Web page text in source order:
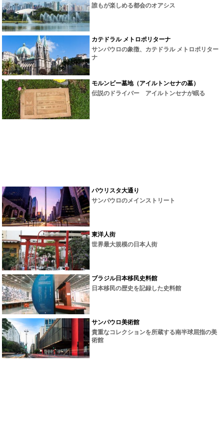
誰もが楽しめる都会のオアシス
カテドラル メトロポリターナ
サンパウロの象徴、カテドラル メトロポリター
ナ
モルンビー墓地（アイルトンセナの墓）
伝説のドライバー アイルトンセナが眠る
パウリスタ大通り
サンパウロのメインストリート
東洋人街
世界最大規模の日本人街
ブラジル日本移民史料館
日本移民の歴史を記録した史料館
サンパウロ美術館
貴重なコレクションを所蔵する南半球屈指の美
術館